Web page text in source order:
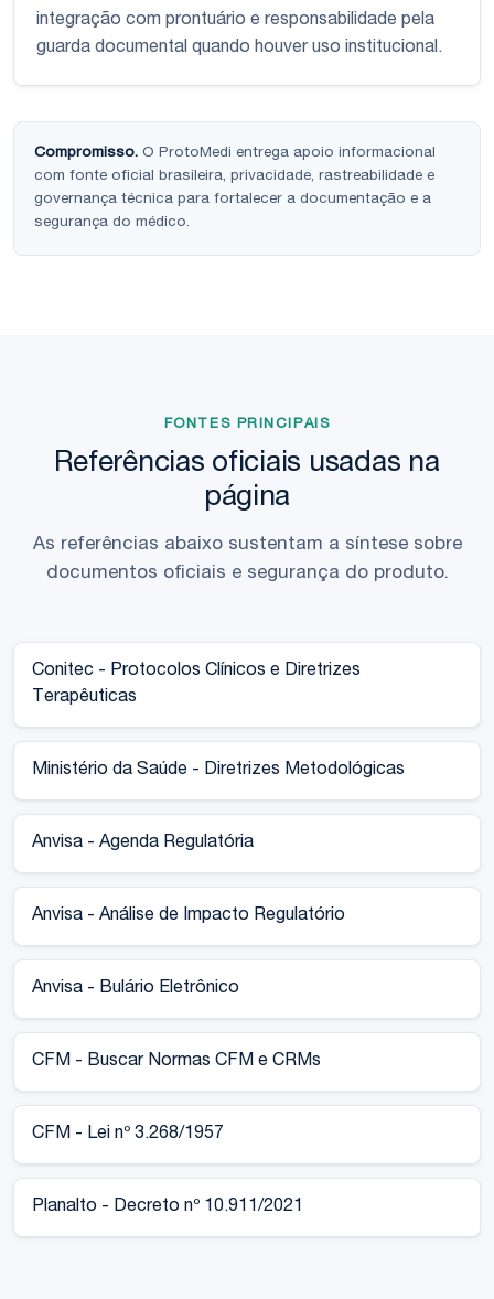
integração com prontuário e responsabilidade pela
guarda documental quando houver uso institucional.
Compromisso. O ProtoMedi entrega apoio informacional
com fonte oficial brasileira, privacidade, rastreabilidade e
governança técnica para fortalecer a documentação e a
segurança do médico.
FONTES PRINCIPAIS
Referências oficiais usadas na
página
As referências abaixo sustentam a síntese sobre
documentos oficiais e segurança do produto.
Conitec - Protocolos Clínicos e Diretrizes
Terapêuticas
Ministério da Saúde - Diretrizes Metodológicas
Anvisa - Agenda Regulatória
Anvisa - Análise de Impacto Regulatório
Anvisa - Bulário Eletrônico
CFM - Buscar Normas CFM e CRMs
CFM - Lei nº 3.268/1957
Planalto - Decreto nº 10.911/2021